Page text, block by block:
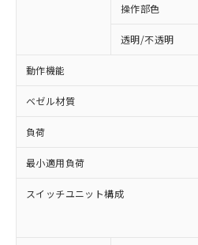
操作部色
透明/不透明
動作機能
ベゼル材質
負荷
最小適用負荷
スイッチユニット構成